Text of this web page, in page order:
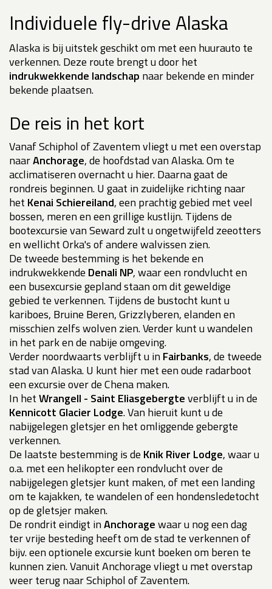
Individuele fly-drive Alaska
Alaska is bij uitstek geschikt om met een huurauto te
verkennen. Deze route brengt u door het
indrukwekkende landschap naar bekende en minder
bekende plaatsen.
De reis in het kort
Vanaf Schiphol of Zaventem vliegt u met een overstap
naarAnchorage, de hoofdstad van Alaska. Om te
acclimatiseren overnacht u hier. Daarna gaat de
rondreis beginnen. U gaat in zuidelijke richting naar
het Kenai Schiereiland, een prachtig gebied met veel
bossen, meren en een grillige kustlijn. Tijdens de
bootexcursie van Seward zult u ongetwijfeld zeeotters
en wellicht Orka's of andere walvissen zien.
De tweede bestemming is het bekende en
indrukwekkende Denali NP, waar een rondvlucht en
een busexcursie gepland staan om dit geweldige
gebied te verkennen. Tijdens de bustocht kunt u
kariboes, Bruine Beren, Grizzlyberen, elanden en
misschien zelfs wolven zien. Verder kunt u wandelen
in het park en de nabije omgeving.
Verder noordwaarts verblijft u in Fairbanks, de tweede
stad van Alaska. U kunt hier met een oude radarboot
een excursie over de Chena maken.
In hetWrangell - Saint Eliasgebergteverblijft u in de
Kennicott Glacier Lodge. Van hieruit kunt u de
nabijgelegen gletsjer en het omliggende gebergte
verkennen.
De laatste bestemming is de Knik River Lodge, waar u
o.a. met een helikopter een rondvlucht over de
nabijgelegen gletsjer kunt maken, of met een landing
om te kajakken, te wandelen of een hondensledetocht
op de gletsjer maken.
De rondrit eindigt inAnchoragewaar u nog een dag
ter vrije besteding heeft om de stad te verkennen of
bijv. een optionele excursie kunt boeken om beren te
kunnen zien. Vanuit Anchorage vliegt u met overstap
weer terug naar Schiphol of Zaventem.